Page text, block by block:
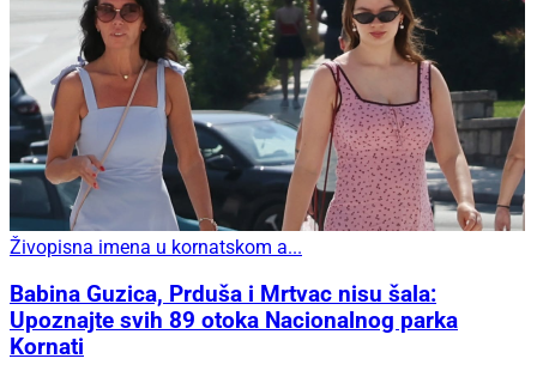
Živopisna imena u kornatskom a...
Babina Guzica, Prduša i Mrtvac nisu šala:
Upoznajte svih 89 otoka Nacionalnog parka
Kornati